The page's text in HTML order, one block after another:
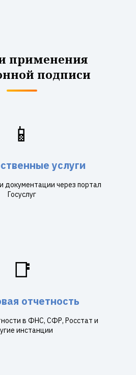
применения
подписи
📱
услуги
документации через портал
Госуслуг
📑
отчетность
в ФНС, СФР, Росстат и
инстанции